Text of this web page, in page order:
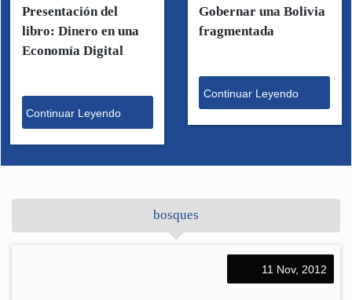
Presentación del
libro: Dinero en una
Economía Digital
Continuar Leyendo
Gobernar una Bolivia
fragmentada
Continuar Leyendo
bosques
11 Nov, 2012